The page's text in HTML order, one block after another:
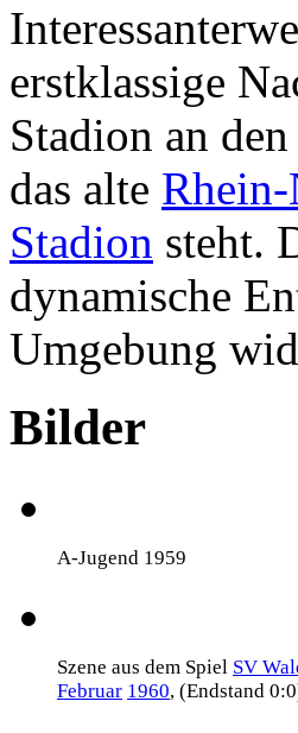
erstklassige
Stadion an
das alte
Stadion steht.
dynamische
Umgebung
Bilder
A-Jugend 1959
Szene aus dem Spiel SV
Februar 1960, (Endstand